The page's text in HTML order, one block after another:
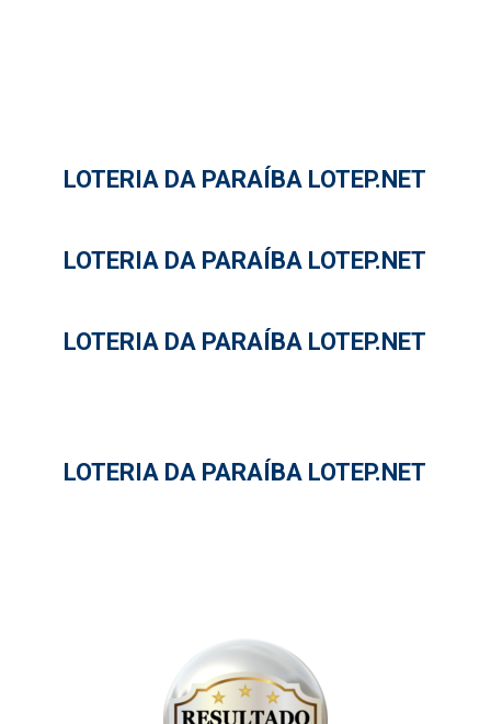
LOTERIA DA PARAÍBA LOTEP.NET
LOTERIA DA PARAÍBA LOTEP.NET
LOTERIA DA PARAÍBA LOTEP.NET
LOTERIA DA PARAÍBA LOTEP.NET